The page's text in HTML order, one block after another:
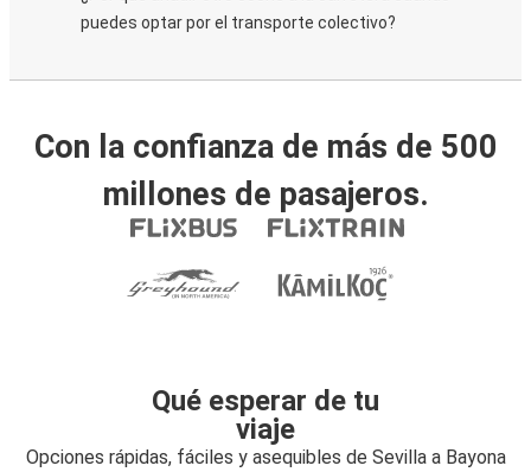
puedes optar por el transporte colectivo?
Con la confianza de más de 500
millones de pasajeros.
Qué esperar de tu
viaje
Opciones rápidas, fáciles y asequibles de Sevilla a Bayona